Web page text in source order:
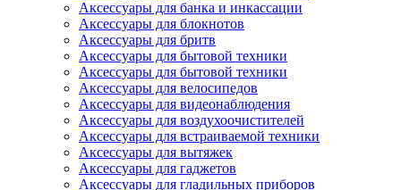
Аксессуары для банка и инкассации
Аксессуары для блокнотов
Аксессуары для бритв
Аксессуары для бытовой техники
Аксессуары для бытовой техники
Аксессуары для велосипедов
Аксессуары для видеонаблюдения
Аксессуары для воздухоочистителей
Аксессуары для встраиваемой техники
Аксессуары для вытяжек
Аксессуары для гаджетов
Аксессуары для гладильных приборов